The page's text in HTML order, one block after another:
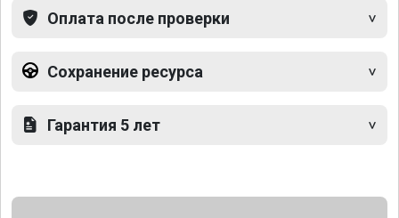
Оплата после проверки
Сохранение ресурса
Гарантия 5 лет